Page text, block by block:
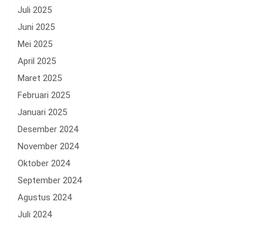
Juli 2025
Juni 2025
Mei 2025
April 2025
Maret 2025
Februari 2025
Januari 2025
Desember 2024
November 2024
Oktober 2024
September 2024
Agustus 2024
Juli 2024